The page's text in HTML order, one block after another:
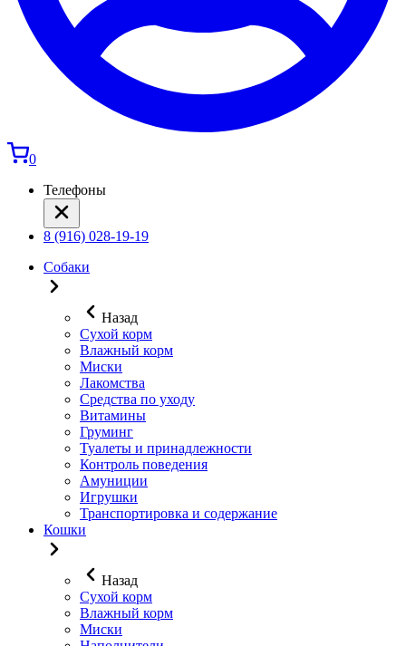
0
Телефоны
8 (916) 028-19-19
Собаки
Назад
Сухой корм
Влажный корм
Миски
Лакомства
Средства по уходу
Витамины
Груминг
Туалеты и принадлежности
Контроль поведения
Амуниции
Игрушки
Транспортировка и содержание
Кошки
Назад
Сухой корм
Влажный корм
Миски